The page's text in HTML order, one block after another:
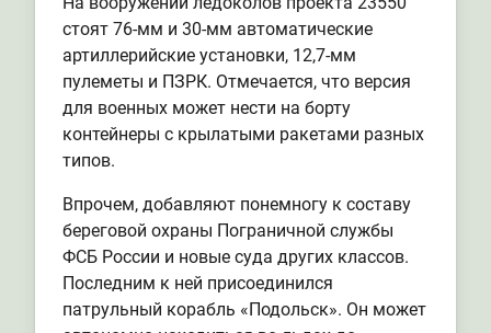
стоят 76-мм и 30-мм автоматические
артиллерийские установки, 12,7-мм
пулеметы и ПЗРК. Отмечается, что версия
для военных может нести на борту
контейнеры с крылатыми ракетами разных
типов.
Впрочем, добавляют понемногу к составу
береговой охраны Пограничной службы
ФСБ России и новые суда других классов.
Последним к ней присоединился
патрульный корабль «Подольск». Он может